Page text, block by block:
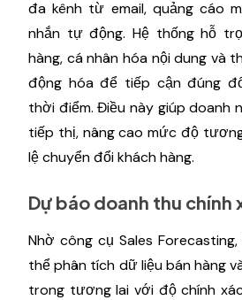
đa kênh từ email, quảng cáo
nhắn tự động. Hệ thống hỗ
hàng, cá nhân hóa nội dung và
động hóa để tiếp cận đúng
thời điểm. Điều này giúp doanh
tiếp thị, nâng cao mức độ
lệ chuyển đổi khách hàng.
Dự báo doanh thu chính
Nhờ công cụ Sales
thể phân tích dữ liệu bán hàng
trong tương lai với độ chính